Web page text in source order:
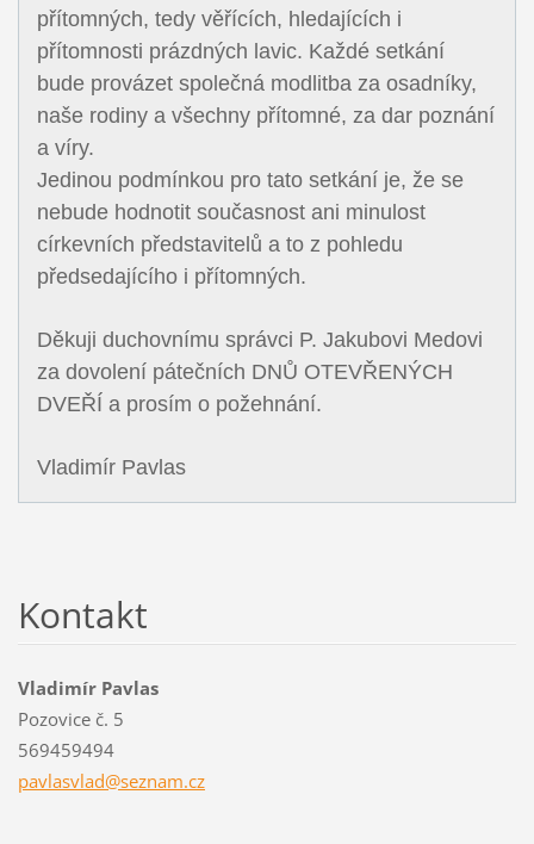
přítomných, tedy věřících, hledajících i
přítomnosti prázdných lavic. Každé setkání
bude provázet společná modlitba za osadníky,
naše rodiny a všechny přítomné, za dar poznání
a víry.
Jedinou podmínkou pro tato setkání je, že se
nebude hodnotit současnost ani minulost
církevních představitelů a to z pohledu
předsedajícího i přítomných.
Děkuji duchovnímu správci P. Jakubovi Medovi
za dovolení pátečních DNŮ OTEVŘENÝCH
DVEŘÍ a prosím o požehnání.
Vladimír Pavlas
Kontakt
Vladimír Pavlas
Pozovice č. 5
569459494
pavlasvlad@seznam.cz